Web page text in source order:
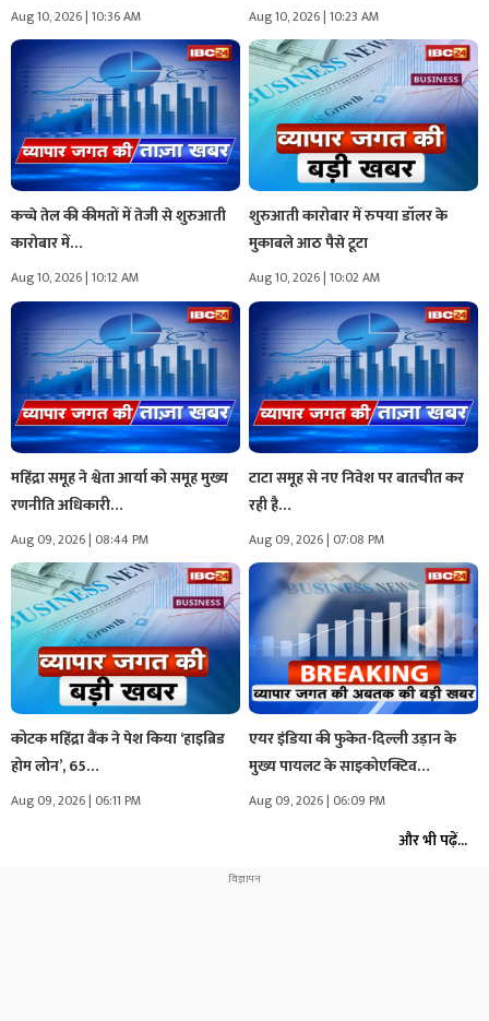
Aug 10, 2026 | 10:36 AM Aug 10, 2026 | 10:23 AM
कच्चे तेल की कीमतों में तेजी से शुरुआती
कारोबार में…
Aug 10, 2026 | 10:12 AM
शुरुआती कारोबार में रुपया डॉलर के
मुकाबले आठ पैसे टूटा
Aug 10, 2026 | 10:02 AM
महिंद्रा समूह ने श्वेता आर्या को समूह मुख्य
रणनीति अधिकारी…
Aug 09, 2026 | 08:44 PM
टाटा समूह से नए निवेश पर बातचीत कर
रही है…
Aug 09, 2026 | 07:08 PM
कोटक महिंद्रा बैंक ने पेश किया ‘हाइब्रिड
होम लोन’, 65…
Aug 09, 2026 | 06:11 PM
एयर इंडिया की फुकेत-दिल्ली उड़ान के
मुख्य पायलट के साइकोएक्टिव…
Aug 09, 2026 | 06:09 PM
और भी पढ़ें...